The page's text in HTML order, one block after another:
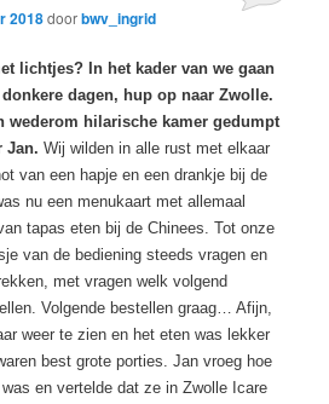
2018doorbwv_ingrid
lichtjes? In het kader van we gaan
dagen, hup op naar Zwolle.
wederom hilarische kamer gedumpt
Jan. Wij wilden in alle rust met elkaar
van een hapje en een drankje bij de
nu een menukaart met allemaal
tapas eten bij de Chinees. Tot onze
van de bediening steeds vragen en
met vragen welk volgend
Volgende bestellen graag… Afijn,
weer te zien en het eten was lekker
best grote porties. Jan vroeg hoe
en vertelde dat ze in Zwolle Icare